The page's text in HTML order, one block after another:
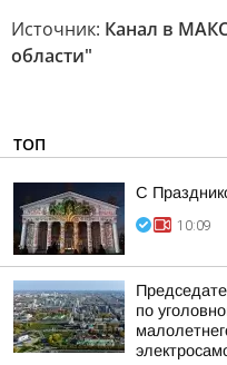
Источник: Канал в
области"
ТОП
С
10:09
по